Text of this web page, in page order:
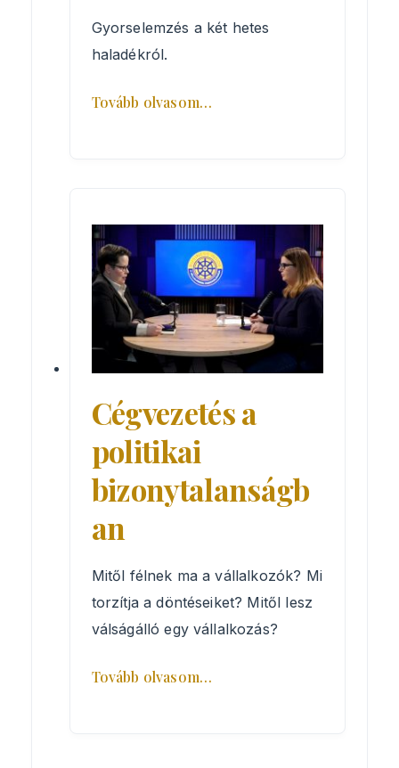
Gyorselemzés a két hetes
haladékról.
Tovább olvasom…
Cégvezetés a
politikai
bizonytalanságb
an
Mitől félnek ma a vállalkozók? Mi
torzítja a döntéseiket? Mitől lesz
válságálló egy vállalkozás?
Tovább olvasom…